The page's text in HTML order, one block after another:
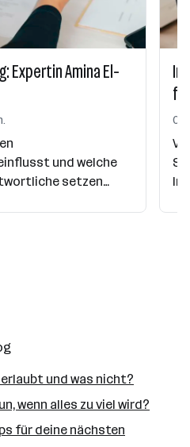
Expertin Amina El-
und welche
setzen
und was nicht?
wenn alles zu viel wird?
für deine nächsten